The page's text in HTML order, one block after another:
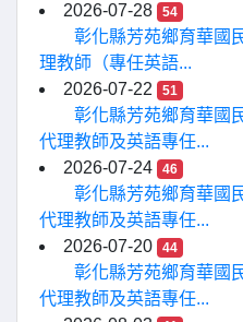
2026-07-28
54
彰化縣芳苑鄉育華國
理教師（專任英語...
2026-07-22
51
彰化縣芳苑鄉育華國
代理教師及英語專任...
2026-07-24
46
彰化縣芳苑鄉育華國
代理教師及英語專任...
2026-07-20
44
彰化縣芳苑鄉育華國
代理教師及英語專任...